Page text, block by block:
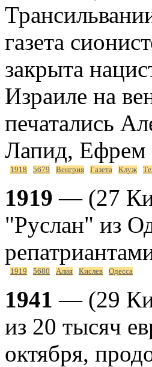
газета
закрыта
Израиле на
печатались
Лапид, Ефрем
1918 5679 Венгрия Газета Клуж
1919 — (27
"Руслан" из
1919 5680 Алия Кислев Одесса
1941 — (29
из 20 тысяч
октября,